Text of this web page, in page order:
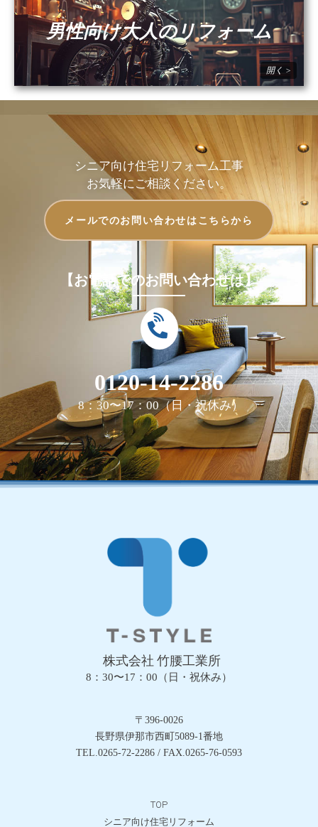
男性向け大人のリフォーム
シニア向け住宅リフォーム工事
お気軽にご相談ください。
メールでのお問い合わせはこちらから
【お電話でのお問い合わせは】
0120-14-2286
8：30〜17：00（日・祝休み）
株式会社 竹腰工業所
8：30〜17：00（日・祝休み）
〒396-0026
長野県伊那市西町5089-1番地
TEL.0265-72-2286 / FAX.0265-76-0593
TOP
シニア向け住宅リフォーム